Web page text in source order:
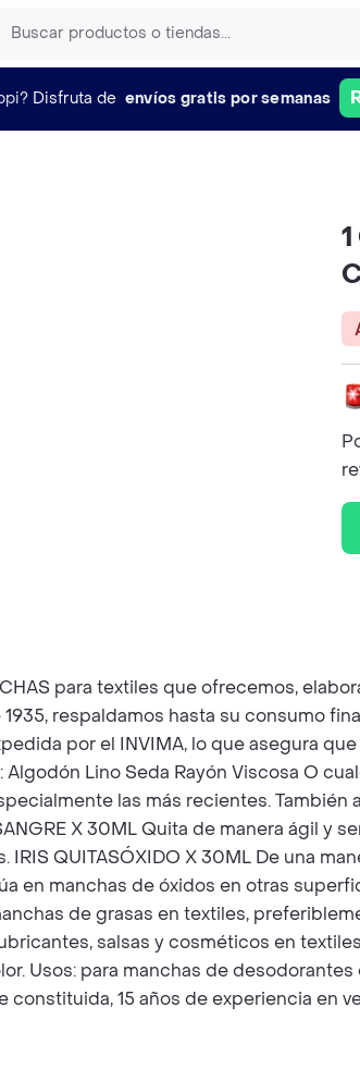
Disfruta de envíos gratis por semanas
para textiles que ofrecemos,
respaldamos hasta su consumo
por el INVIMA, lo que asegura
Lino Seda Rayón Viscosa O
las más recientes.
X 30ML Quita de manera ágil y
QUITASÓXIDO X 30ML De una
en manchas de óxidos en otras
de grasas en textiles,
salsas y cosméticos en
Usos: para manchas de desodorantes
constituida, 15 años de experiencia en